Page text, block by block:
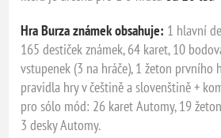
Hra Burza známek obsahuje: 1 hlavní
165 destiček známek, 64 karet, 10
vstupenek (3 na hráče), 1 žeton prvního
pravidla hry v češtině a slovenštině +
pro sólo mód: 26 karet Automy, 19
3 desky Automy.